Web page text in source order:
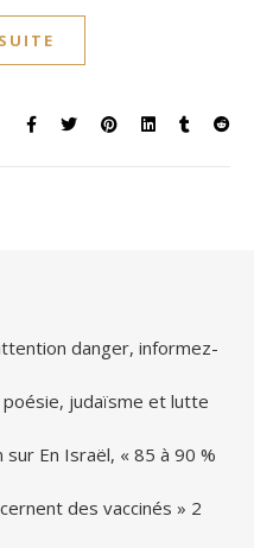
danger, informez-
judaïsme et lutte
sur En Israël, « 85 à 90 %
des vaccinés » 2